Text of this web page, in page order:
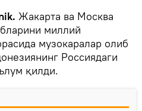
Жакарта ва Москва
миллий
музокаралар олиб
Россиядаги
қилди.